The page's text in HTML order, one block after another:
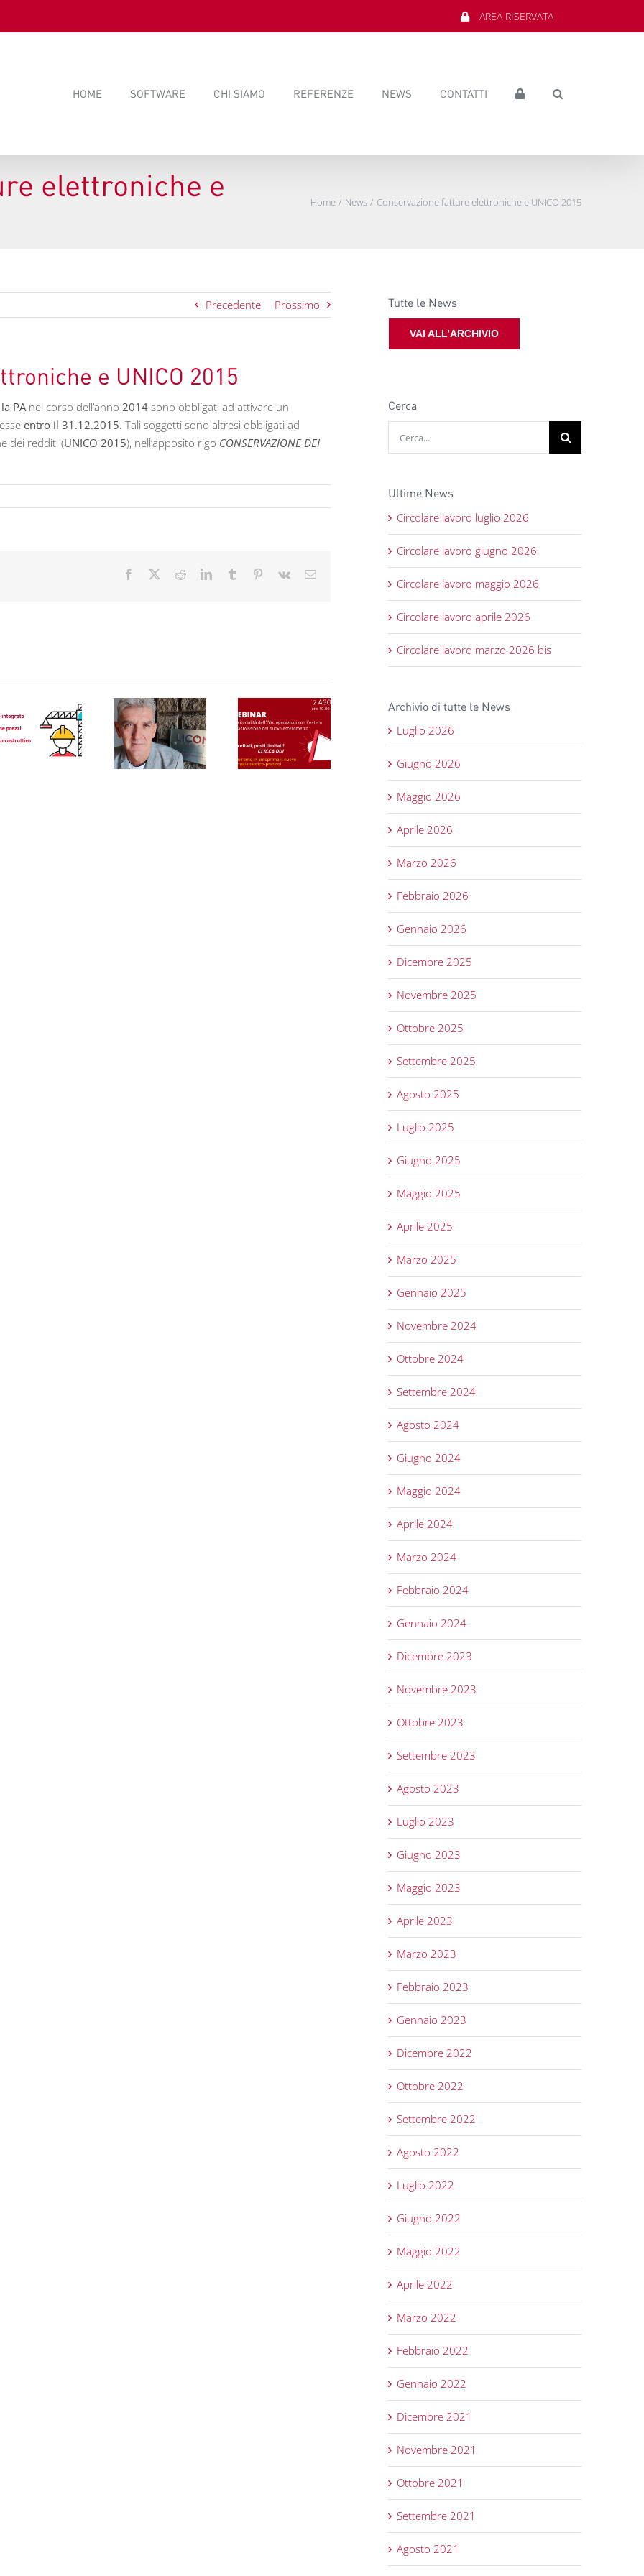
AREA RISERVATA
HOME SOFTWARE CHI SIAMO REFERENZE NEWS CONTATTI
elettroniche e
Home News Conservazione fatture elettroniche e UNICO 2015
Precedente Prossimo
e UNICO 2015
PAnel corso dell’anno 2014 sono obbligati ad attivare un
entro il 31.12.2015. Tali soggetti sono altresi obbligati ad
dei redditi (UNICO 2015), nell’apposito rigo CONSERVAZIONE DEI
Facebook RedditLinkedInTumblr Pinterest
Vk Email
Collaborazioni
di valore –
Webinar
territorialità
dell’IVA,
operazioni con
l’estero e
trasmissione
Webinar
Portale
sicurezza
UNOweb
Logo di Licon
software
registrato
Tutte le News
VAI ALL’ARCHIVIO
Cerca
Ultime News
Circolare lavoro luglio 2026
Circolare lavoro giugno 2026
Circolare lavoro maggio 2026
Circolare lavoro aprile 2026
Circolare lavoro marzo 2026 bis
Archivio di tutte le News
Luglio 2026
Giugno 2026
Maggio 2026
Aprile 2026
Marzo 2026
Febbraio 2026
Gennaio 2026
Dicembre 2025
Novembre 2025
Ottobre 2025
Settembre 2025
Agosto 2025
Luglio 2025
Giugno 2025
Maggio 2025
Aprile 2025
Marzo 2025
Gennaio 2025
Novembre 2024
Ottobre 2024
Settembre 2024
Agosto 2024
Giugno 2024
Maggio 2024
Aprile 2024
Marzo 2024
Febbraio 2024
Gennaio 2024
Dicembre 2023
Novembre 2023
Ottobre 2023
Settembre 2023
Agosto 2023
Luglio 2023
Giugno 2023
Maggio 2023
Aprile 2023
Marzo 2023
Febbraio 2023
Gennaio 2023
Dicembre 2022
Ottobre 2022
Settembre 2022
Agosto 2022
Luglio 2022
Giugno 2022
Maggio 2022
Aprile 2022
Marzo 2022
Febbraio 2022
Gennaio 2022
Dicembre 2021
Novembre 2021
Ottobre 2021
Settembre 2021
Agosto 2021